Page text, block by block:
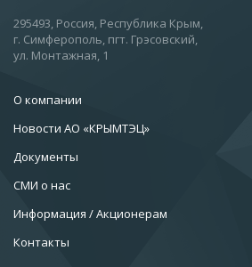
295493, Россия, Республика Крым,
г. Симферополь, пгт. Грэсовский,
ул. Монтажная, 1
О компании
Новости АО «КРЫМТЭЦ»
Документы
СМИ о нас
Информация / Акционерам
Контакты